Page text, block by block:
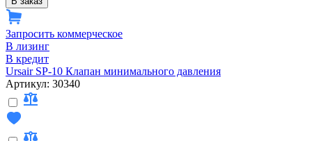
Запросить коммерческое
В лизинг
В кредит
Ursair SP-10 Клапан минимального давления
Артикул: 30340